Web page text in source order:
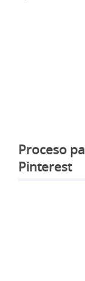
Proceso
Pinterest